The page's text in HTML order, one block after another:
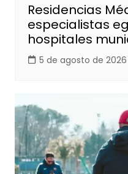
Residencias
especialistas
hospitales
5 de agosto de 2026